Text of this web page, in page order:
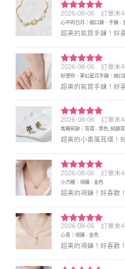
評分5 滿
分 5
2026-08-06 訂單末
心中的日月｜縮口鍊．手鍊 -
超美的氣質手鍊！好
評分5滿
分 5
2026-08-06 訂單末
好想你．夢幻星月手鍊｜縮口
超美的氣質手鍊！好
評分5 滿
分 5
2026-08-06 訂單末
焦糖煎餅｜耳環 - 黑色, 純銀
超美的小香風耳環！
評分5 滿
分 5
2026-08-06 訂單末
小方糖｜項鍊 - 金色
超美的項鍊！好喜歡！
評分5 滿
分 5
2026-08-06 訂單末
心意｜項鍊 - 金色
超美的項鍊！好喜歡！